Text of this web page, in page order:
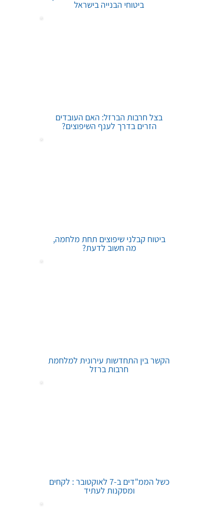
ביטוחי הבנייה בישראל
בצל חרבות הברזל: האם העובדים
הזרים בדרך לענף השיפוצים?
ביטוח קבלני שיפוצים תחת מלחמה,
מה חשוב לדעת?
הקשר בין התחדשות עירונית למלחמת
חרבות ברזל
כשל הממ"דים ב-7 לאוקטובר : לקחים
ומסקנות לעתיד